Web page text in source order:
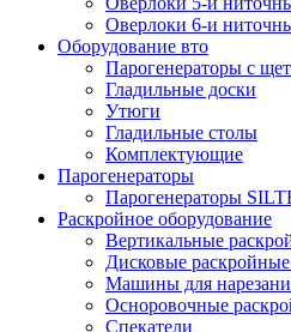
Оверлоки 6-и
Оборудование вто
Парогенераторы с
Гладильные доски
Утюги
Гладильные столы
Комплектующие
Парогенераторы
Парогенераторы
Раскройное оборудование
Вертикальные
Дисковые
Машины для
Осноровочные
Спекатели